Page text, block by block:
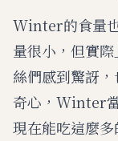
Winter的食量
量很小，但實
絲們感到驚訝
奇心，Winter
現在能吃這麼多